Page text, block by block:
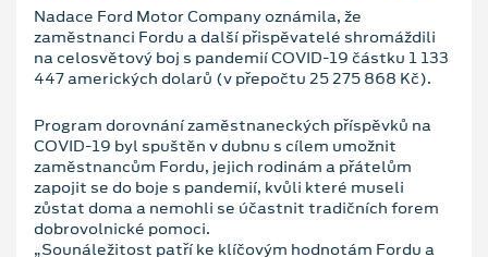
Nadace Ford Motor Company oznámila, že
zaměstnanci Fordu a další přispěvatelé shromáždili
na celosvětový boj s pandemií COVID-19 částku 1 133
447 amerických dolarů (v přepočtu 25 275 868 Kč).
Program dorovnání zaměstnaneckých příspěvků na
COVID-19 byl spuštěn v dubnu s cílem umožnit
zaměstnancům Fordu, jejich rodinám a přátelům
zapojit se do boje s pandemií, kvůli které museli
zůstat doma a nemohli se účastnit tradičních forem
dobrovolnické pomoci.
„Sounáležitost patří ke klíčovým hodnotám Fordu a